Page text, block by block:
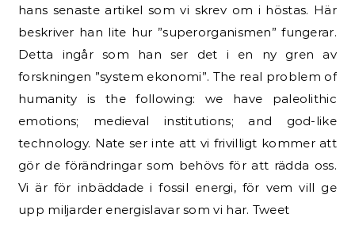
hans senaste artikel som vi skrev om i höstas. Här
beskriver han lite hur ”superorganismen” fungerar.
Detta ingår som han ser det i en ny gren av
forskningen ”system ekonomi”. The real problem of
humanity is the following: we have paleolithic
emotions; medieval institutions; and god-like
technology. Nate ser inte att vi frivilligt kommer att
gör de förändringar som behövs för att rädda oss.
Vi är för inbäddade i fossil energi, för vem vill ge
upp miljarder energislavar som vi har. Tweet